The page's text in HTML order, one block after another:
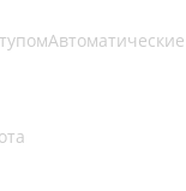
Автоматические